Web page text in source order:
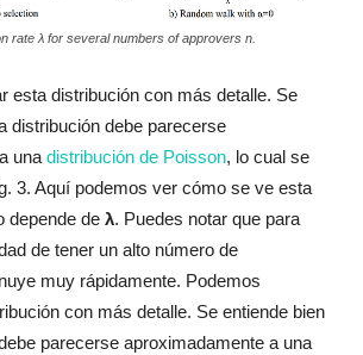
rate λ for several numbers of approvers n.
esta distribución con más detalle. Se
distribución debe parecerse
una distribución de Poisson, lo cual se
3. Aquí podemos ver cómo se ve esta
depende de λ. Puedes notar que para
de tener un alto número de
muy rápidamente. Podemos
con más detalle. Se entiende bien
parecerse aproximadamente a una